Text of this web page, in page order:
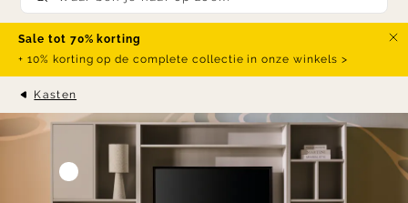
Submit search
Sale tot 70% korting
+ 10% korting op de complete collectie in onze winkels >
Kasten